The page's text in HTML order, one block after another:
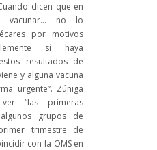
dicen que en
vacunar… no lo
por motivos
sí haya
resultados de
y alguna vacuna
urgente”. Zúñiga
“las primeras
grupos de
trimestre de
con la OMS en